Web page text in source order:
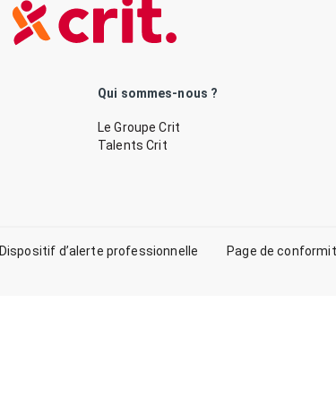
Qui sommes-nous ?
Le Groupe Crit
Talents Crit
Dispositif d’alerte professionnelle Page de